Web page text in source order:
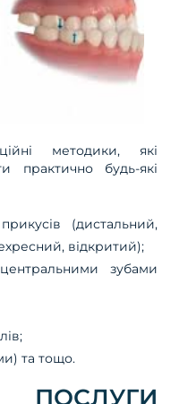
методики, які
практично будь-які
(дистальний,
відкритий);
зубами
та тощо.